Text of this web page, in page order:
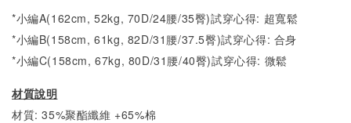
*小編A(162cm, 52kg, 70D/24腰/35臀)試穿心得: 超寬鬆
*小編B(158cm, 61kg, 82D/31腰/37.5臀)試穿心得: 合身
*小編C(158cm, 67kg, 80D/31腰/40臀)試穿心得: 微鬆
材質說明
材質: 35%聚酯纖維 +65%棉